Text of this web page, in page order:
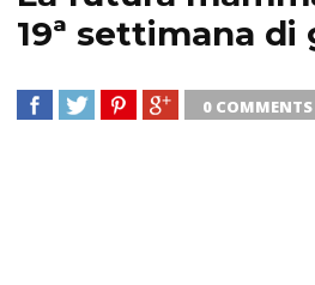
19ª settimana di
0 COMMENTS